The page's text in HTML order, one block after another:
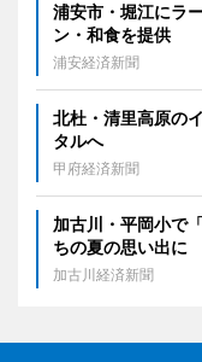
浦安市・堀江にラ
ン・和食を提供
浦安経済新聞
北杜・清里高原の
タルへ
甲府経済新聞
加古川・平岡小で
ちの夏の思い出に
加古川経済新聞